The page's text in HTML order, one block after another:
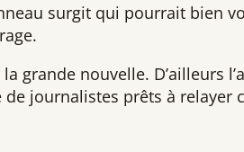
surgit qui pourrait bien
grande nouvelle. D’ailleurs
de journalistes prêts à